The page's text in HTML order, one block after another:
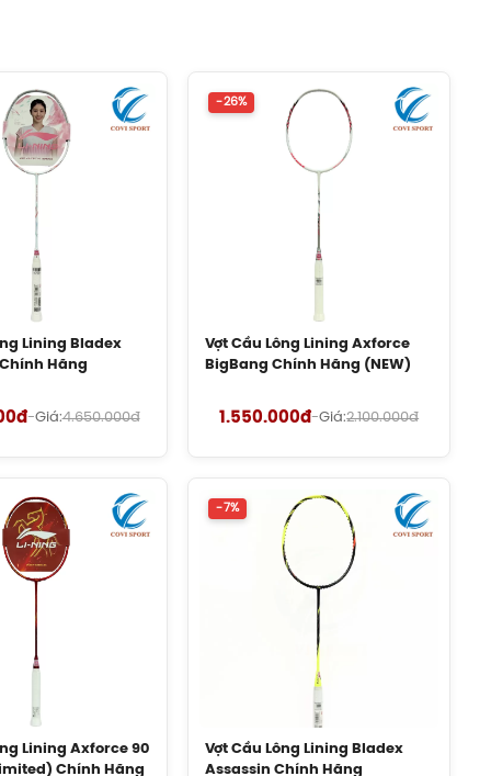
xúc
1.690.000đ
Balo Cầu Lông Yonex
BA52512 (Black/Blue)
1.690.000đ
Balo Cầu Lông Yonex
Q014-324-2012 Chính
Balo Cầu Lông Yonex
Q014 Chính Hãng
450.000đ
150.000đ
Vợt Cầu Lông Lining
Turbo Charging
Marshal (Trắng) Chính
1.600.000đ
Giày Cầu Lông Yonex
Cascade Accel Gen 2
(Purple) New 2026
Chính Hãng
1.900.000đ
Lining Bladex
Hãng
-Giá:4.650.000đ
-26%
Vợt Cầu Lông Lining Axforce
BigBang Chính Hãng (NEW)
1.550.000đ-Giá:2.100.000đ
Lining Axforce 90
Chính Hãng
-7%
Vợt Cầu Lông Lining Bladex
Assassin Chính Hãng